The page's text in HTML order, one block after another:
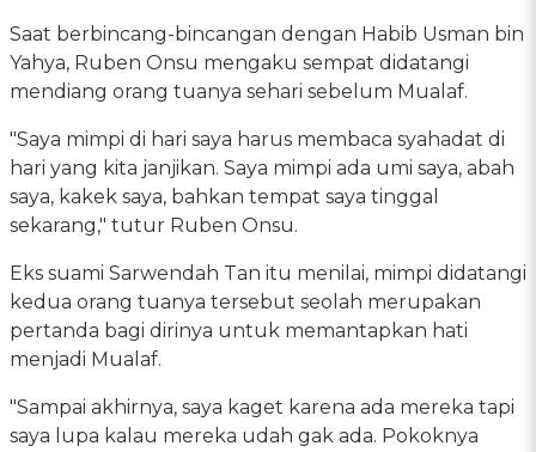
Saat berbincang-bincangan dengan Habib Usman bin
Yahya, Ruben Onsu mengaku sempat didatangi
mendiang orang tuanya sehari sebelum Mualaf.
"Saya mimpi di hari saya harus membaca syahadat di
hari yang kita janjikan. Saya mimpi ada umi saya, abah
saya, kakek saya, bahkan tempat saya tinggal
sekarang," tutur Ruben Onsu.
Eks suami Sarwendah Tan itu menilai, mimpi didatangi
kedua orang tuanya tersebut seolah merupakan
pertanda bagi dirinya untuk memantapkan hati
menjadi Mualaf.
"Sampai akhirnya, saya kaget karena ada mereka tapi
saya lupa kalau mereka udah gak ada. Pokoknya